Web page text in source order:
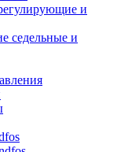
и
седельные и